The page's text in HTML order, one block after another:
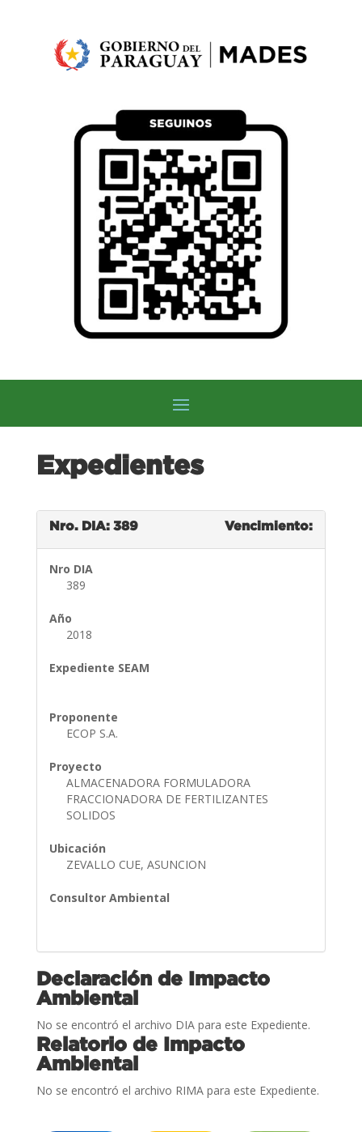
Expedientes
Nro. DIA: 389 Vencimiento:
Nro DIA
389
Año
2018
Expediente SEAM
Proponente
ECOP S.A.
Proyecto
ALMACENADORA FORMULADORA
FRACCIONADORA DE FERTILIZANTES
SOLIDOS
Ubicación
ZEVALLO CUE, ASUNCION
Consultor Ambiental
Declaración de Impacto
Ambiental
No se encontró el archivo DIA para este Expediente.
Relatorio de Impacto
Ambiental
No se encontró el archivo RIMA para este Expediente.